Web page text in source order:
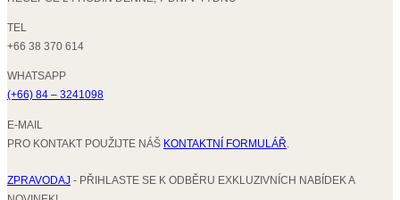
TEL
+66 38 370 614
WHATSAPP
(+66) 84 – 3241098
E-MAIL
PRO KONTAKT POUŽIJTE NÁŠ KONTAKTNÍ FORMULÁŘ
ZPRAVODAJ - PŘIHLASTE SE K ODBĚRU EXKLUZIVNÍCH NABÍDEK A